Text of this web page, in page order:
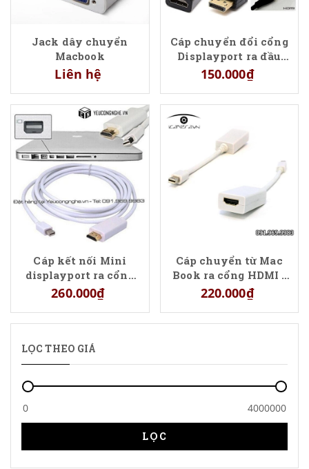
Jack dây chuyển
Macbook
Liên hệ
Cáp chuyển đổi cổng
Displayport ra đầu
HDMI adapter cable
150.000₫
Cáp kết nối Mini
displayport ra cổng
HDMI 1.8m cho
MacBook Pro, Air,
260.000₫
Cáp chuyển từ Mac
Book ra cổng HDMI -
cáp Mini Display ra
HDMI cho Macbook
220.000₫
LỌC THEO GIÁ
LỌC